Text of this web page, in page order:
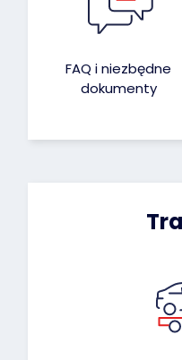
FAQ i niezbędne
dokumenty